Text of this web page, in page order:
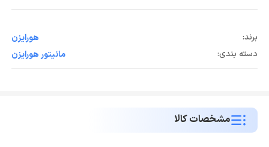
برند:
هورایزن
دسته بندی:
مانیتور هورایزن
مشخصات کالا